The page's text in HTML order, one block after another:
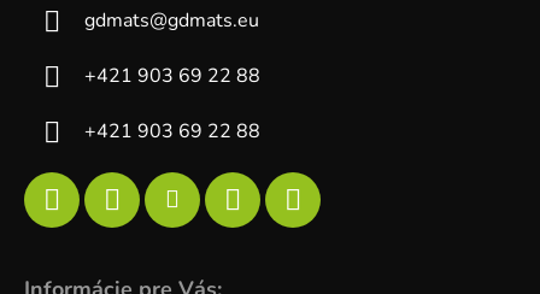
gdmats@gdmats.eu
+421 903 69 22 88
+421 903 69 22 88